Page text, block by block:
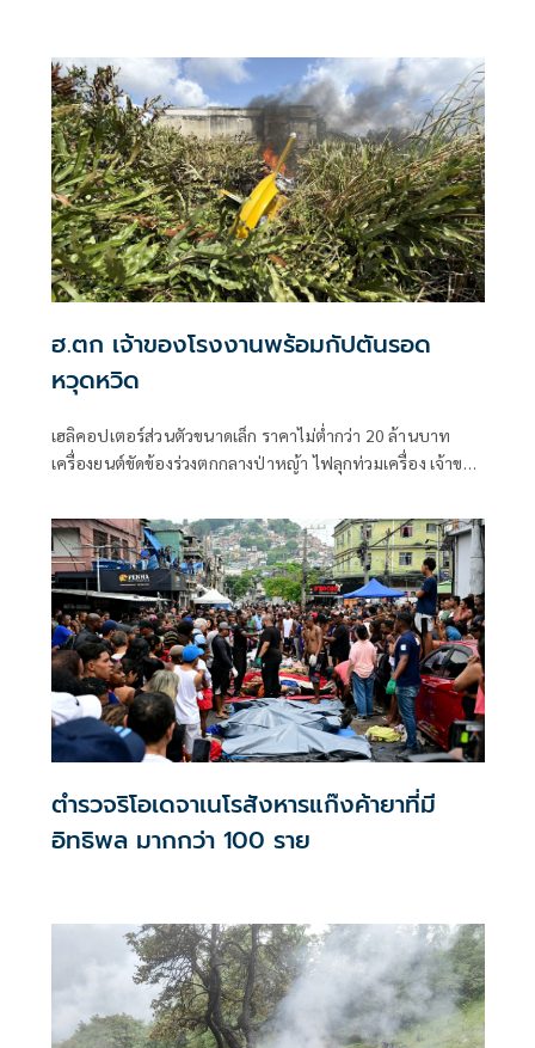
ฮ.ตก เจ้าของโรงงานพร้อมกัปตันรอด
หวุดหวิด
เฮลิคอปเตอร์ส่วนตัวขนาดเล็ก ราคาไม่ต่ำกว่า 20 ล้านบาท
เครื่องยนต์ขัดข้องร่วงตกกลางป่าหญ้า ไฟลุกท่วมเครื่อง เจ้าของ
ตำรวจริโอเดจาเนโรสังหารแก๊งค้ายาที่มี
อิทธิพล มากกว่า 100 ราย